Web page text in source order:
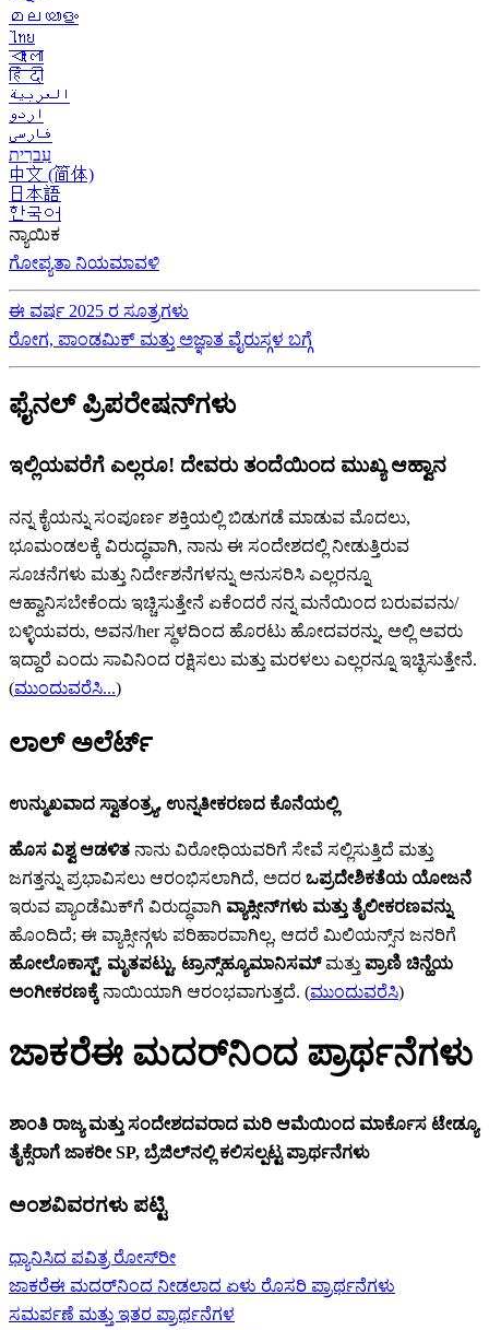
മലയാളം
ไทย
বাংলা
हिंदी
العربية
اردو
فارسی
עִברִית
中文 (简体)
日本語
한국어
ನ್ಯಾಯಿಕ
ಗೋಪ್ಯತಾ ನಿಯಮಾವಳಿ
ಈ ವರ್ಷ 2025 ರ ಸೂತ್ರಗಳು
ರೋಗ, ಪಾಂಡಮಿಕ್ ಮತ್ತು ಅಜ್ಞಾತ ವೈರುಸ್ಗಳ ಬಗ್ಗೆ
ಫೈನಲ್ ಪ್ರಿಪರೇಷನ್‌ಗಳು
ಇಲ್ಲಿಯವರೆಗೆ ಎಲ್ಲರೂ! ದೇವರು ತಂದೆಯಿಂದ ಮುಖ್ಯ ಆಹ್ವಾನ
ನನ್ನ ಕೈಯನ್ನು ಸಂಪೂರ್ಣ ಶಕ್ತಿಯಲ್ಲಿ ಬಿಡುಗಡೆ ಮಾಡುವ ಮೊದಲು,
ಭೂಮಂಡಲಕ್ಕೆ ವಿರುದ್ಧವಾಗಿ, ನಾನು ಈ ಸಂದೇಶದಲ್ಲಿ ನೀಡುತ್ತಿರುವ
ಸೂಚನೆಗಳು ಮತ್ತು ನಿರ್ದೇಶನೆಗಳನ್ನು ಅನುಸರಿಸಿ ಎಲ್ಲರನ್ನೂ
ಆಹ್ವಾನಿಸಬೇಕೆಂದು ಇಚ್ಚಿಸುತ್ತೇನೆ ಏಕೆಂದರೆ ನನ್ನ ಮನೆಯಿಂದ ಬರುವವನು/
ಬಳ್ಳಿಯವರು, ಅವನ/her ಸ್ಥಳದಿಂದ ಹೊರಟು ಹೋದವರನ್ನು, ಅಲ್ಲಿ ಅವರು
ಇದ್ದಾರೆ ಎಂದು ಸಾವಿನಿಂದ ರಕ್ಷಿಸಲು ಮತ್ತು ಮರಳಲು ಎಲ್ಲರನ್ನೂ ಇಚ್ಛಿಸುತ್ತೇನೆ.
(ಮುಂದುವರೆಸಿ...)
ಲಾಲ್ ಅಲೆರ್ಟ್‌
ಉನ್ಮುಖವಾದ ಸ್ವಾತಂತ್ರ್ಯ, ಉನ್ನತೀಕರಣದ ಕೊನೆಯಲ್ಲಿ
ಹೊಸ ವಿಶ್ವ ಆಡಳಿತ ನಾನು ವಿರೋಧಿಯವರಿಗೆ ಸೇವೆ ಸಲ್ಲಿಸುತ್ತಿದೆ ಮತ್ತು
ಜಗತ್ತನ್ನು ಪ್ರಭಾವಿಸಲು ಆರಂಭಿಸಲಾಗಿದೆ, ಅದರ ಒಪ್ರದೇಶಿಕತೆಯ ಯೋಜನೆ
ಇರುವ ಪ್ಯಾಂಡೆಮಿಕ್‌ಗೆ ವಿರುದ್ಧವಾಗಿ ವ್ಯಾಕ್ಸೀನ್‌‌ಗಳು ಮತ್ತು ತೈಲೀಕರಣವನ್ನು
ಹೊಂದಿದೆ; ಈ ವ್ಯಾಕ್ಸೀನ್ಗಳು ಪರಿಹಾರವಾಗಿಲ್ಲ, ಆದರೆ ಮಿಲಿಯನ್ಸ್‌ನ ಜನರಿಗೆ
ಹೋಲೊಕಾಸ್ಟ್‌, ಮೃತಪಟ್ಟು, ಟ್ರಾನ್ಸ್‌‌ಹ್ಯೂಮಾನಿಸಮ್‌ಮತ್ತು ಪ್ರಾಣಿ ಚಿನ್ಹೆಯ
ಅಂಗೀಕರಣಕ್ಕೆ ನಾಯಿಯಾಗಿ ಆರಂಭವಾಗುತ್ತದೆ. (ಮುಂದುವರೆಸಿ)
ಜಾಕರೆಈ ಮದರ್‌ನಿಂದ ಪ್ರಾರ್ಥನೆಗಳು
ಶಾಂತಿ ರಾಜ್ಯ ಮತ್ತು ಸಂದೇಶದವರಾದ ಮರಿ ಆಮೆಯಿಂದ ಮಾರ್ಕೊಸ ಟೇಡ್ಯೂ
ತೈಕ್ಸೆರಾಗೆ ಜಾಕರೀ SP, ಬ್ರೆಜಿಲ್‌ನಲ್ಲಿ ಕಲಿಸಲ್ಪಟ್ಟ ಪ್ರಾರ್ಥನೆಗಳು
ಅಂಶವಿವರಗಳು ಪಟ್ಟಿ
ಧ್ಯಾನಿಸಿದ ಪವಿತ್ರ ರೋಸ್‌ರೀ
ಜಾಕರೆಈ ಮದರ್‌ನಿಂದ ನೀಡಲಾದ ಏಳು ರೊಸರಿ ಪ್ರಾರ್ಥನೆಗಳು
ಸಮರ್ಪಣೆ ಮತ್ತು ಇತರ ಪ್ರಾರ್ಥನೆಗಳ